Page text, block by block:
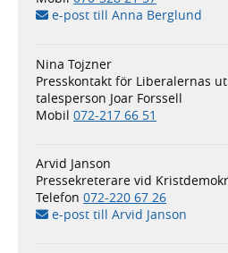
e-post till Anna Berglund
Nina Tojzner
Presskontakt för Liberalernas
talesperson Joar Forssell
Mobil 072-217 66 51
Arvid Janson
Pressekreterare vid
Telefon 072-220 67 26
e-post till Arvid Janson